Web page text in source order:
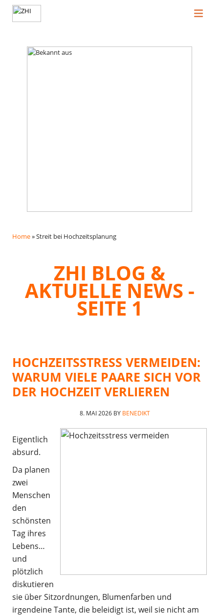
Home»Streit bei Hochzeitsplanung
ZHI BLOG &
AKTUELLE NEWS -
SEITE 1
HOCHZEITSSTRESS VERMEIDEN:
WARUM VIELE PAARE SICH VOR
DER HOCHZEIT VERLIEREN
8. MAI 2026BY BENEDIKT
Eigentlich
absurd.
Da planen
zwei
Menschen
den
schönsten
Tag ihres
Lebens…
und
plötzlich
diskutieren
sie über Sitzordnungen, Blumenfarben und
irgendeine Tante, die beleidigt ist, weil sie nicht am